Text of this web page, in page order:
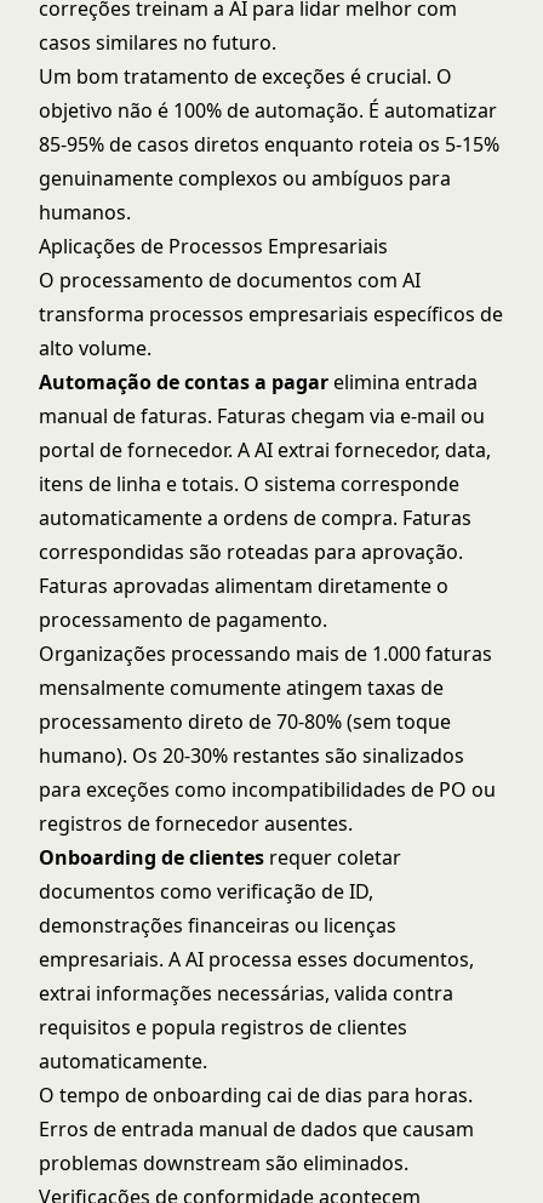
correções treinam a AI para lidar melhor com
casos similares no futuro.
Um bom tratamento de exceções é crucial. O
objetivo não é 100% de automação. É automatizar
85-95% de casos diretos enquanto roteia os 5-15%
genuinamente complexos ou ambíguos para
humanos.
Aplicações de Processos Empresariais
O processamento de documentos com AI
transforma processos empresariais específicos de
alto volume.
Automação de contas a pagarelimina entrada
manual de faturas. Faturas chegam via e-mail ou
portal de fornecedor. A AI extrai fornecedor, data,
itens de linha e totais. O sistema corresponde
automaticamente a ordens de compra. Faturas
correspondidas são roteadas para aprovação.
Faturas aprovadas alimentam diretamente o
processamento de pagamento.
Organizações processando mais de 1.000 faturas
mensalmente comumente atingem taxas de
processamento direto de 70-80% (sem toque
humano). Os 20-30% restantes são sinalizados
para exceções como incompatibilidades de PO ou
registros de fornecedor ausentes.
Onboarding de clientes requer coletar
documentos como verificação de ID,
demonstrações financeiras ou licenças
empresariais. A AI processa esses documentos,
extrai informações necessárias, valida contra
requisitos e popula registros de clientes
automaticamente.
O tempo de onboarding cai de dias para horas.
Erros de entrada manual de dados que causam
problemas downstream são eliminados.
Verificações de conformidade acontecem